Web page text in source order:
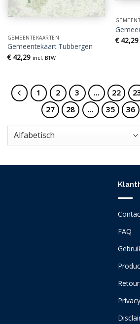
GEMEENTEKAARTEN
Gemeentekaart Tubbergen
€42,29 incl. BTW
€42,29
1 2 3 … 22
27
28 … 35 36
FAQ